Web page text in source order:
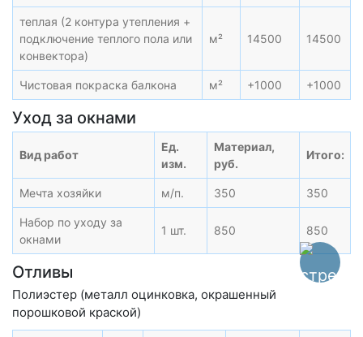
теплая (2 контура утепления +
подключение теплого пола или
конвектора)
м² 14500 14500
Чистовая покраска балкона м² +1000 +1000
Уход за окнами
Вид работ
Ед.
изм.
Материал,
руб.
Итого:
Мечта хозяйки м/п. 350 350
Набор по уходу за
окнами
1 шт. 850 850
Отливы
Полиэстер (металл оцинковка, окрашенный
порошковой краской)